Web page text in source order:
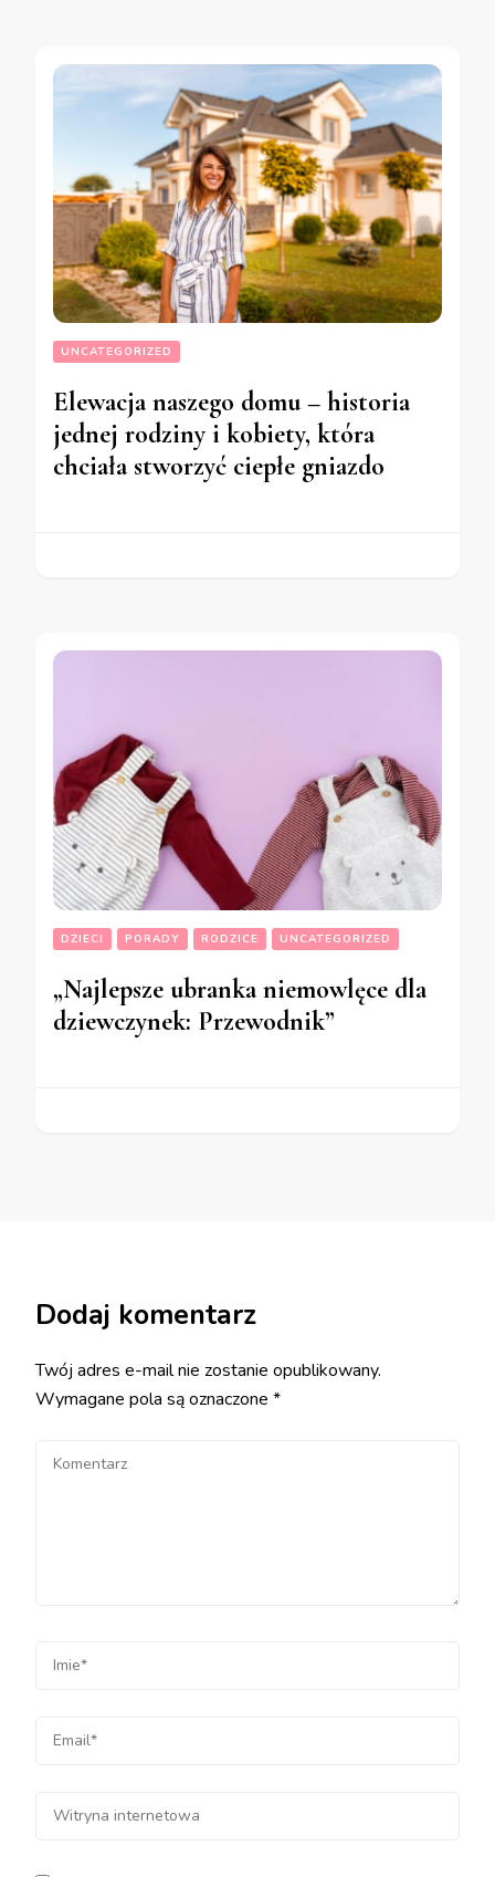
UNCATEGORIZED
Elewacja naszego domu – historia
jednej rodziny i kobiety, która
chciała stworzyć ciepłe gniazdo
DZIECI PORADY RODZICE UNCATEGORIZED
„Najlepsze ubranka niemowlęce dla
dziewczynek: Przewodnik”
Dodaj komentarz
Twój adres e-mail nie zostanie opublikowany.
Wymagane pola są oznaczone *